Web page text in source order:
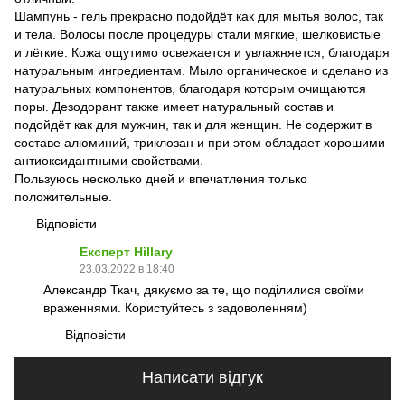
Шампунь - гель прекрасно подойдёт как для мытья волос, так
и тела. Волосы после процедуры стали мягкие, шелковистые
и лёгкие. Кожа ощутимо освежается и увлажняется, благодаря
натуральным ингредиентам. Мыло органическое и сделано из
натуральных компонентов, благодаря которым очищаются
поры. Дезодорант также имеет натуральный состав и
подойдёт как для мужчин, так и для женщин. Не содержит в
составе алюминий, триклозан и при этом обладает хорошими
антиоксидантными свойствами.
Пользуюсь несколько дней и впечатления только
положительные.
Відповісти
Експерт Hillary
23.03.2022 в 18:40
Александр Ткач, дякуємо за те, що поділилися своїми
враженнями. Користуйтесь з задоволенням)
Відповісти
Написати відгук